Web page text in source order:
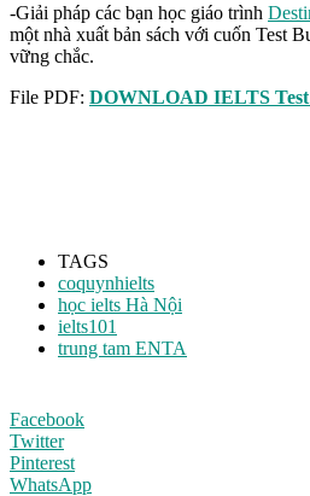
-Giải pháp các bạn học giáo trình
một nhà xuất bản sách với cuốn Test
vững chắc.
File PDF: DOWNLOAD IELTS
TAGS
coquynhielts
học ielts Hà Nội
ielts101
trung tam ENTA
Facebook
Twitter
Pinterest
WhatsApp